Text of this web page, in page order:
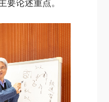
要论述重点。